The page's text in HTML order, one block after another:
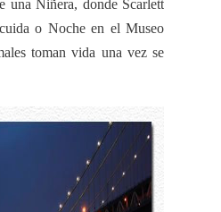
una Niñera, donde Scarlett
o Noche en el Museo
toman vida una vez se